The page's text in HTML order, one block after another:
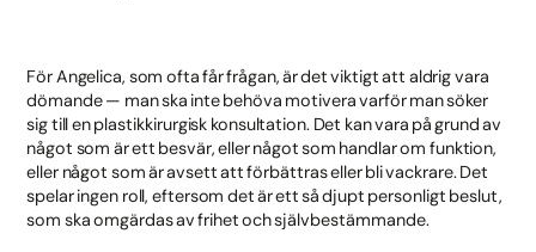
För Angelica, som ofta får frågan, är det viktigt att aldrig vara
dömande — man ska inte behöva motivera varför man söker
sig till en plastikkirurgisk konsultation. Det kan vara på grund av
något som är ett besvär, eller något som handlar om funktion,
eller något som är avsett att förbättras eller bli vackrare. Det
spelar ingen roll, eftersom det är ett så djupt personligt beslut,
som ska omgärdas av frihet och självbestämmande.